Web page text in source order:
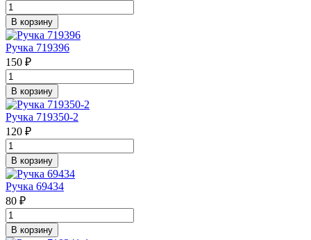
В корзину
Ручка 719396
150 ₽
В корзину
Ручка 719350-2
120 ₽
В корзину
Ручка 69434
80 ₽
В корзину